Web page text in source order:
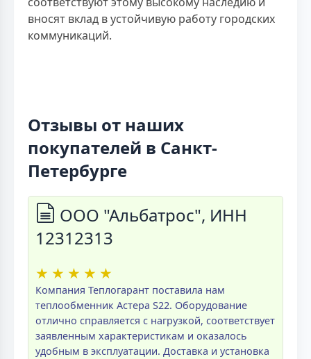
вносят вклад в устойчивую работу городских
коммуникаций.
Отзывы от наших
покупателей в Санкт-
Петербурге
ООО "Альбатрос", ИНН
12312313
★ ★ ★ ★ ★
Компания Теплогарант поставила нам
теплообменник Астера S22. Оборудование
отлично справляется с нагрузкой, соответствует
заявленным характеристикам и оказалось
удобным в эксплуатации. Доставка и установка